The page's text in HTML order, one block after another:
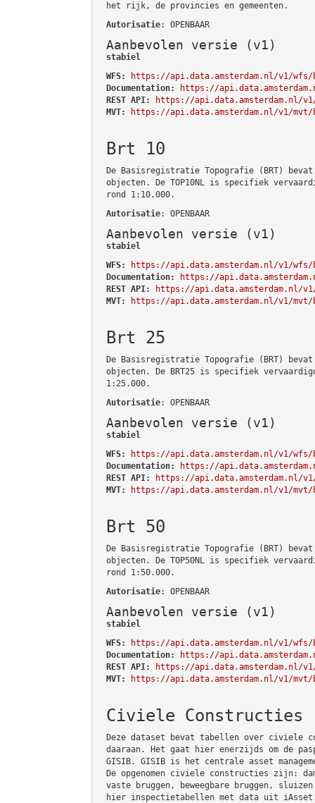
het rijk, de provincies en gemeenten.
Autorisatie: OPENBAAR
Aanbevolen versie (v1)
stabiel
WFS:
https://api.data.amsterdam.nl/v1/wfs/
Documentation:
https://
REST API:
https://api.data.amsterdam.nl/
MVT:
https://api.data.amsterdam.nl/v1/mvt/
Brt 10
De Basisregistratie Topografie (BRT)
objecten. De TOP10NL is specifiek
rond 1:10.000.
Autorisatie: OPENBAAR
Aanbevolen versie (v1)
stabiel
WFS:
https://api.data.amsterdam.nl/v1/wfs/
Documentation:
https://
REST API:
https://api.data.amsterdam.nl/
MVT:
https://api.data.amsterdam.nl/v1/mvt/
Brt 25
De Basisregistratie Topografie (BRT)
objecten. De BRT25 is specifiek
1:25.000.
Autorisatie: OPENBAAR
Aanbevolen versie (v1)
stabiel
WFS:
https://api.data.amsterdam.nl/v1/wfs/
Documentation:
https://
REST API:
https://api.data.amsterdam.nl/
MVT:
https://api.data.amsterdam.nl/v1/mvt/
Brt 50
De Basisregistratie Topografie (BRT)
objecten. De TOP50NL is specifiek
rond 1:50.000.
Autorisatie: OPENBAAR
Aanbevolen versie (v1)
stabiel
WFS:
https://api.data.amsterdam.nl/v1/wfs/
Documentation:
https://
REST API:
https://api.data.amsterdam.nl/
MVT:
https://api.data.amsterdam.nl/v1/mvt/
Civiele Constructies
Deze dataset bevat tabellen over civiele
daaraan. Het gaat hier enerzijds om de
GISIB. GISIB is het centrale asset
De opgenomen civiele constructies zijn:
vaste bruggen, beweegbare bruggen,
hier inspectietabellen met data uit